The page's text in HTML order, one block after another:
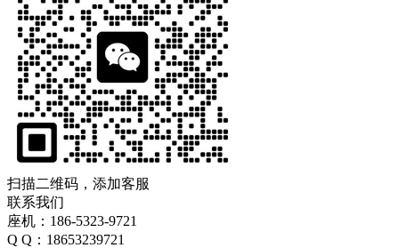
扫描二维码，添加客服
联系我们
座机：186-5323-9721
Q Q：18653239721